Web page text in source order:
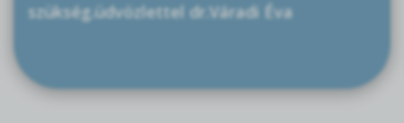
szükség.üdvözlettel dr.Váradi Éva